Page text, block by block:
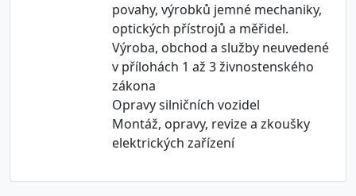
povahy, výrobků jemné mechaniky,
optických přístrojů a měřidel.
Výroba, obchod a služby neuvedené
v přílohách 1 až 3 živnostenského
zákona
Opravy silničních vozidel
Montáž, opravy, revize a zkoušky
elektrických zařízení